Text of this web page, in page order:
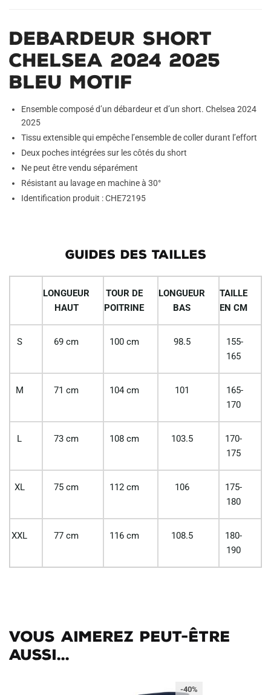
Debardeur Short
Chelsea 2024 2025
Bleu Motif
Ensemble composé d’un débardeur et d’un short. Chelsea 2024
2025
Tissu extensible qui empêche l’ensemble de coller durant l’effort
Deux poches intégrées sur les côtés du short
Ne peut être vendu séparément
Résistant au lavage en machine à 30°
Identification produit : CHE72195
GUIDES DES TAILLES
LONGUEUR
HAUT
TOUR DE
POITRINE
LONGUEUR
BAS
TAILLE
EN CM
S 69 cm 100 cm 98.5
155-
165
M 71 cm 104 cm 101
165-
170
L 73 cm 108 cm 103.5
170-
175
XL 75 cm 112 cm 106
175-
180
XXL 77 cm 116 cm 108.5
180-
190
Vous aimerez peut-être
aussi...
-40%